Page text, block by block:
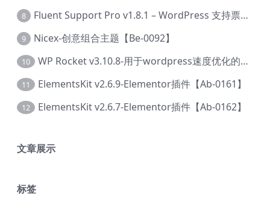
8 Fluent Support Pro v1.8.1 – WordPress 支持票务系统【Cc-0041】
9 Nicex-创意组合主题【Be-0092】
10 WP Rocket v3.10.8-用于wordpress速度优化的缓存加速插件【Cd-0019】
11 ElementsKit v2.6.9-Elementor插件【Ab-0161】
12 ElementsKit v2.6.7-Elementor插件【Ab-0162】
文章展示
标签